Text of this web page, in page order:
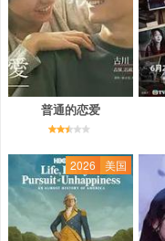
普通的恋爱
2026 美国